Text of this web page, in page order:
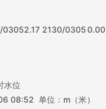
03052.17 2130/03050.00
水位
08:52 单位：m（米）